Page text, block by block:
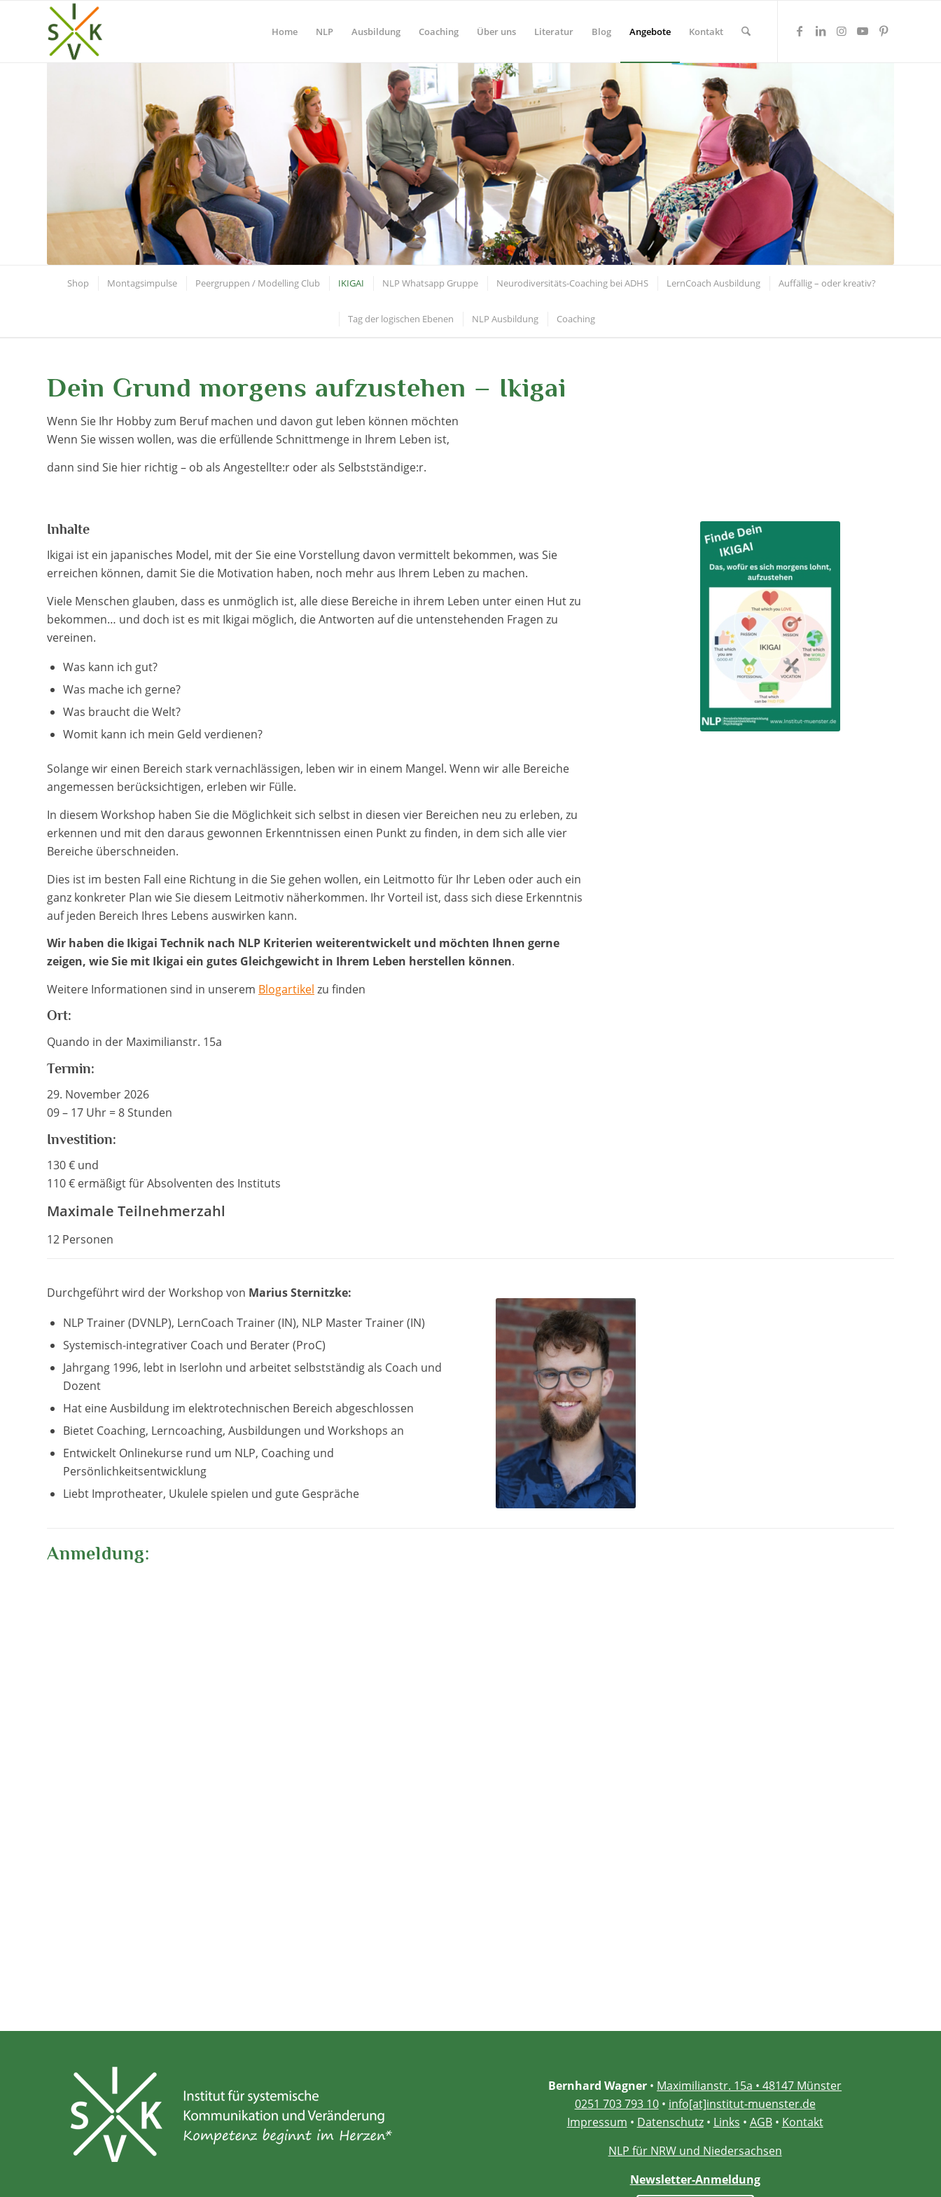
Home NLP Ausbildung Coaching Über uns Literatur Blog Angebote Kontakt
Shop Montagsimpulse Peergruppen / Modelling Club IKIGAI NLP Whatsapp Gruppe Neurodiversitäts-Coaching bei ADHS LernCoach Ausbildung Auffällig – oder kreativ?
Tag der logischen Ebenen NLP Ausbildung Coaching
Dein Grund morgens aufzustehen – Ikigai
Wenn Sie Ihr Hobby zum Beruf machen und davon gut leben können möchten
Wenn Sie wissen wollen, was die erfüllende Schnittmenge in Ihrem Leben ist,
dann sind Sie hier richtig – ob als Angestellte:r oder als Selbstständige:r.
Inhalte
Ikigai ist ein japanisches Model, mit der Sie eine Vorstellung davon vermittelt bekommen, was Sie
erreichen können, damit Sie die Motivation haben, noch mehr aus Ihrem Leben zu machen.
Viele Menschen glauben, dass es unmöglich ist, alle diese Bereiche in ihrem Leben unter einen Hut zu
bekommen… und doch ist es mit Ikigai möglich, die Antworten auf die untenstehenden Fragen zu
vereinen.
Was kann ich gut?
Was mache ich gerne?
Was braucht die Welt?
Womit kann ich mein Geld verdienen?
Solange wir einen Bereich stark vernachlässigen, leben wir in einem Mangel. Wenn wir alle Bereiche
angemessen berücksichtigen, erleben wir Fülle.
In diesem Workshop haben Sie die Möglichkeit sich selbst in diesen vier Bereichen neu zu erleben, zu
erkennen und mit den daraus gewonnen Erkenntnissen einen Punkt zu finden, in dem sich alle vier
Bereiche überschneiden.
Dies ist im besten Fall eine Richtung in die Sie gehen wollen, ein Leitmotto für Ihr Leben oder auch ein
ganz konkreter Plan wie Sie diesem Leitmotiv näherkommen. Ihr Vorteil ist, dass sich diese Erkenntnis
auf jeden Bereich Ihres Lebens auswirken kann.
Wir haben die Ikigai Technik nach NLP Kriterien weiterentwickelt und möchten Ihnen gerne
zeigen, wie Sie mit Ikigai ein gutes Gleichgewicht in Ihrem Leben herstellen können.
Weitere Informationen sind in unserem Blogartikel zu finden
Ort:
Quando in der Maximilianstr. 15a
Termin:
29. November 2026
09 – 17 Uhr = 8 Stunden
Investition:
130 € und
110 € ermäßigt für Absolventen des Instituts
Maximale Teilnehmerzahl
12 Personen
Durchgeführt wird der Workshop von Marius Sternitzke:
NLP Trainer (DVNLP), LernCoach Trainer (IN), NLP Master Trainer (IN)
Systemisch-integrativer Coach und Berater (ProC)
Jahrgang 1996, lebt in Iserlohn und arbeitet selbstständig als Coach und
Dozent
Hat eine Ausbildung im elektrotechnischen Bereich abgeschlossen
Bietet Coaching, Lerncoaching, Ausbildungen und Workshops an
Entwickelt Onlinekurse rund um NLP, Coaching und
Persönlichkeitsentwicklung
Liebt Improtheater, Ukulele spielen und gute Gespräche
Anmeldung:
Bernhard Wagner • Maximilianstr. 15a • 48147 Münster
0251 703 793 10• info[at]institut-muenster.de
Impressum • Datenschutz• Links • AGB• Kontakt
NLP für NRW und Niedersachsen
Newsletter-Anmeldung